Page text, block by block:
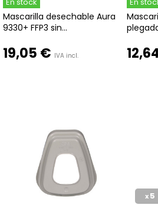
Mascarilla desechable Aura
9330+ FFP3 sin...
19,05 € IVA incl.
x5